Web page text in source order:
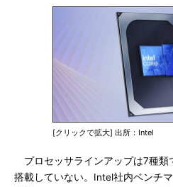
[クリックで拡大] 出所：Intel
プロセッサラインアップは7種類
搭載していない。Intel社内ベンチ